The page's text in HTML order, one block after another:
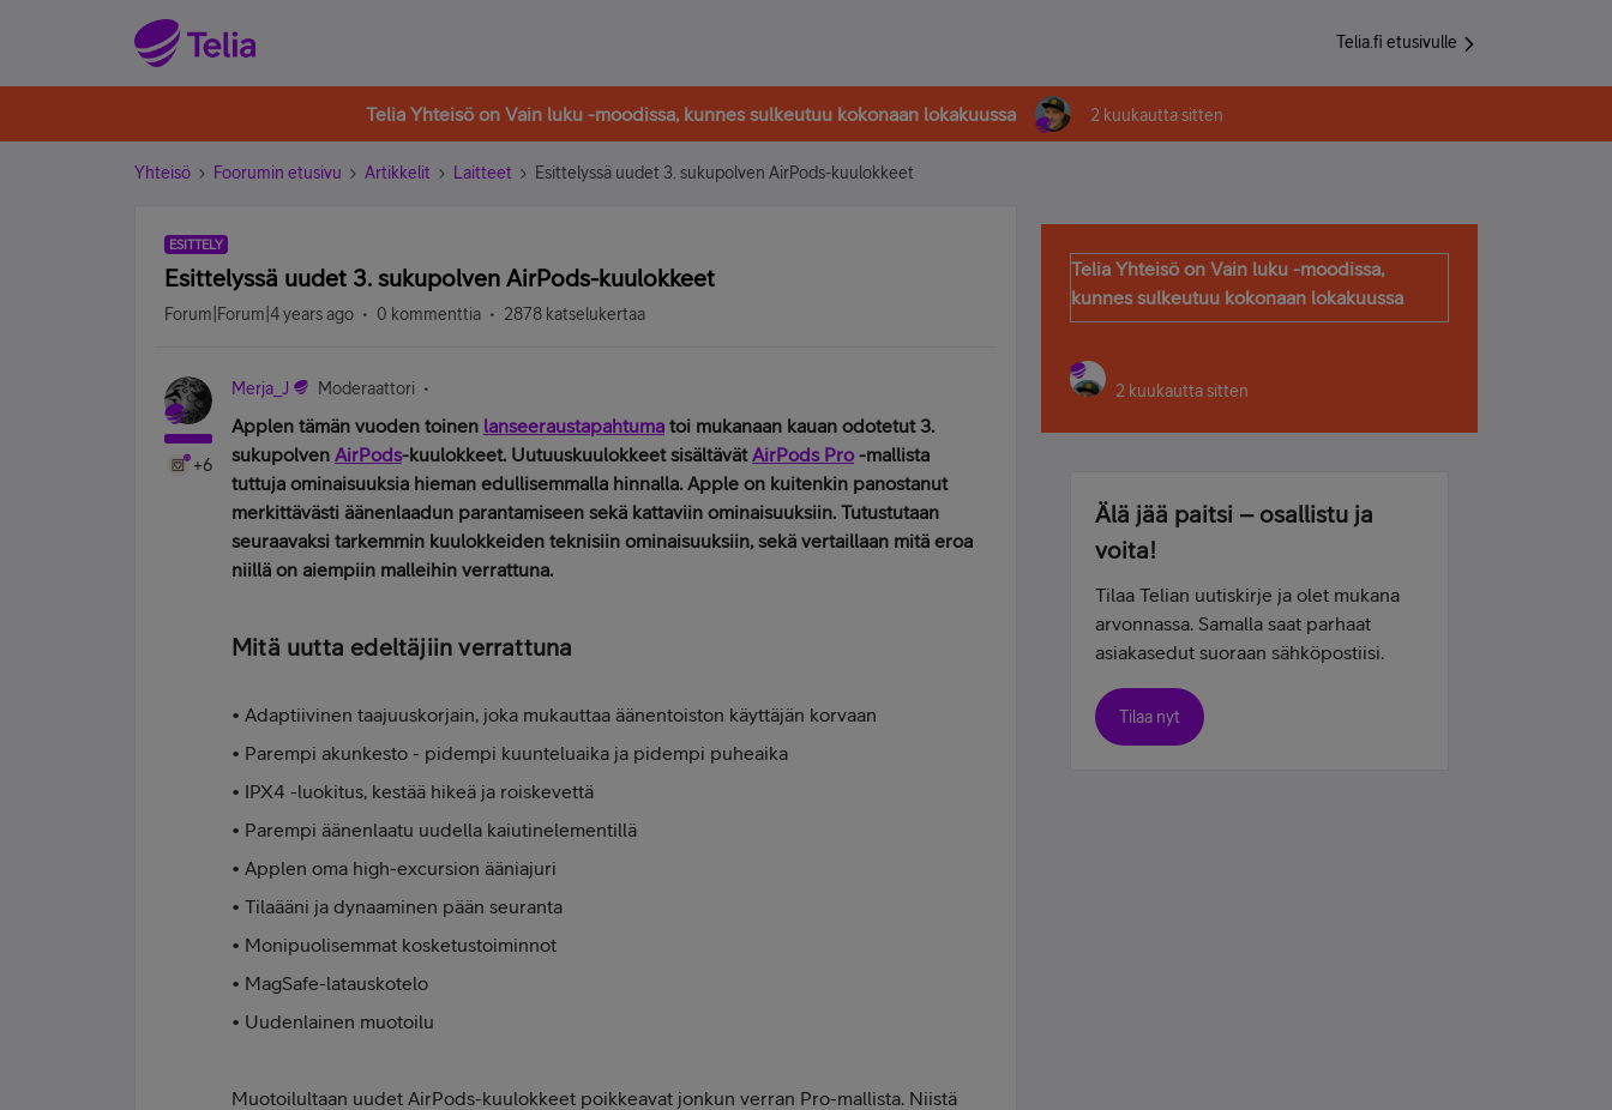
Telia.fi etusivulle
Telia Yhteisö on Vain luku -moodissa, kunnes sulkeutuu kokonaan lokakuussa 2 kuukautta sitten
Yhteisö Foorumin etusivu Artikkelit Laitteet Esittelyssä uudet 3. sukupolven AirPods-kuulokkeet
ESITTELY
Esittelyssä uudet 3. sukupolven AirPods-kuulokkeet
Forum|Forum|4 years ago 0 kommenttia 2878 katselukertaa
+6
Merja_J Moderaattori
Applen tämän vuoden toinen lanseeraustapahtuma toi mukanaan kauan odotetut 3.
sukupolven AirPods-kuulokkeet. Uutuuskuulokkeet sisältävätAirPods Pro-mallista
tuttuja ominaisuuksia hieman edullisemmalla hinnalla. Apple on kuitenkin panostanut
merkittävästi äänenlaadun parantamiseen sekä kattaviin ominaisuuksiin. Tutustutaan
seuraavaksi tarkemmin kuulokkeiden teknisiin ominaisuuksiin, sekä vertaillaan mitä eroa
niillä on aiempiin malleihin verrattuna.
Mitä uutta edeltäjiin verrattuna
• Adaptiivinen taajuuskorjain, joka mukauttaa äänentoiston käyttäjän korvaan
• Parempi akunkesto - pidempi kuunteluaika ja pidempi puheaika
• IPX4 -luokitus, kestää hikeä ja roiskevettä
• Parempi äänenlaatu uudella kaiutinelementillä
• Applen oma high-excursion ääniajuri
• Tilaääni ja dynaaminen pään seuranta
• Monipuolisemmat kosketustoiminnot
• MagSafe-latauskotelo
• Uudenlainen muotoilu
Muotoilultaan uudet AirPods-kuulokkeet poikkeavat jonkun verran Pro-mallista. Niistä
Telia Yhteisö on Vain luku -moodissa,
kunnes sulkeutuu kokonaan lokakuussa
2 kuukautta sitten
Älä jää paitsi – osallistu ja
voita!
Tilaa Telian uutiskirje ja olet mukana
arvonnassa. Samalla saat parhaat
asiakasedut suoraan sähköpostiisi.
Tilaa nyt